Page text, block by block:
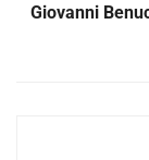
Giovanni